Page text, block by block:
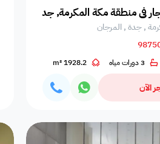
في منطقة مكة المكرمة, جدة, المرجان
, جدة , المرجان
3 دورات مياه 1928.2 m²
الآن